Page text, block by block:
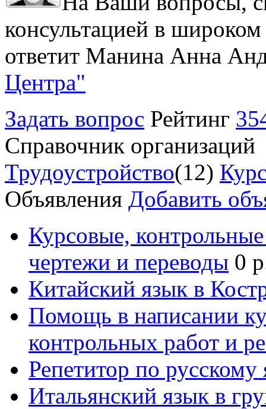
консультацией в
ответит Манина Анна
Центра"
Задать вопрос Рейтинг
Справочник организаций
Трудоустройство(12)
Объявления Добавить
Курсовые,
чертежи и переводы 0
Китайский язык в
Помощь в написании
контрольных работ и
Репетитор по русскому
Итальянский язык в